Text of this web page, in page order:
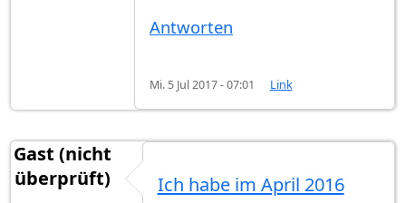
Antworten
Mi. 5 Jul 2017 - 07:01 Link
Gast (nicht
überprüft)
Ich habe im April 2016